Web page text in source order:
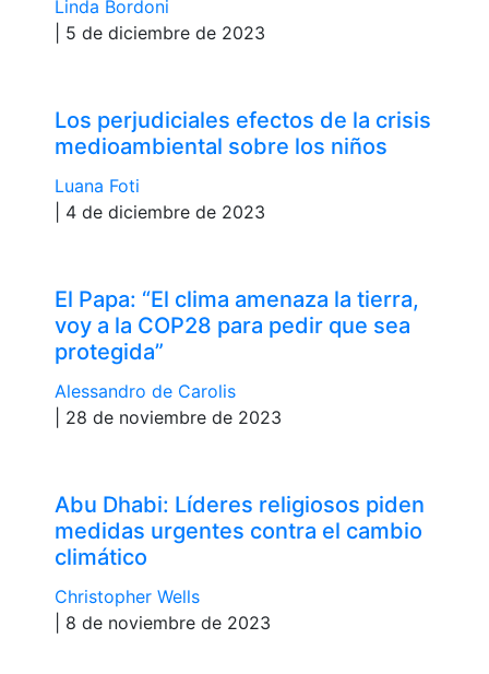
Linda Bordoni
| 5 de diciembre de 2023
Los perjudiciales efectos de la crisis
medioambiental sobre los niños
Luana Foti
| 4 de diciembre de 2023
El Papa: “El clima amenaza la tierra,
voy a la COP28 para pedir que sea
protegida”
Alessandro de Carolis
| 28 de noviembre de 2023
Abu Dhabi: Líderes religiosos piden
medidas urgentes contra el cambio
climático
Christopher Wells
| 8 de noviembre de 2023